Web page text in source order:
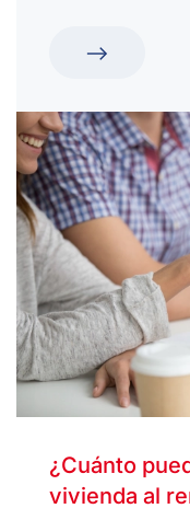
¿Cuánto
vivienda al